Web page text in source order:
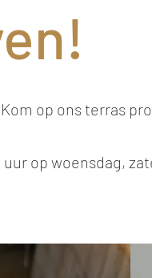
op ons terras
uur op woensdag,